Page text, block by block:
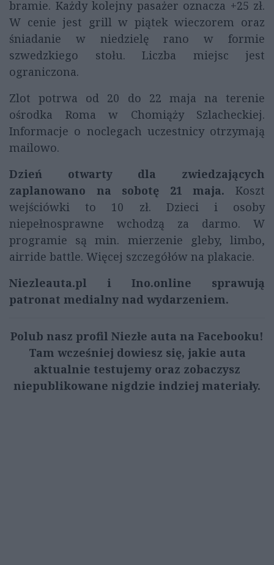
bramie. Każdy kolejny pasażer oznacza +25 zł.
W cenie jest grill w piątek wieczorem oraz
śniadanie w niedzielę rano w formie
szwedzkiego stołu. Liczba miejsc jest
ograniczona.
Zlot potrwa od 20 do 22 maja na terenie
ośrodka Roma w Chomiąży Szlacheckiej.
Informacje o noclegach uczestnicy otrzymają
mailowo.
Dzień otwarty dla zwiedzających
zaplanowano na sobotę 21 maja. Koszt
wejściówki to 10 zł. Dzieci i osoby
niepełnosprawne wchodzą za darmo. W
programie są min. mierzenie gleby, limbo,
airride battle. Więcej szczegółów na plakacie.
Niezleauta.pl i Ino.online sprawują
patronat medialny nad wydarzeniem.
Polub nasz profil Niezłe auta na Facebooku!
Tam wcześniej dowiesz się, jakie auta
aktualnie testujemy oraz zobaczysz
niepublikowane nigdzie indziej materiały.